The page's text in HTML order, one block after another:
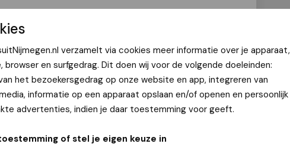
verzamelt via cookies meer informatie over je apparaat,
browser en surfgedrag. Dit doen wij voor de volgende doeleinden:
het bezoekersgedrag op onze website en app, integreren van
informatie op een apparaat opslaan en/of openen en persoonlijk
advertenties, indien je daar toestemming voor geeft.
of stel je eigen keuze in
Neijenhuyzen
Nijmegen is een mooi moment om samen
en vooruit te kijken naar het komende jaar. Dit
met u:
nieuwjaarsreceptie op maandag 6 januari 2025 in
hebben een mooi programma voor u met de speech